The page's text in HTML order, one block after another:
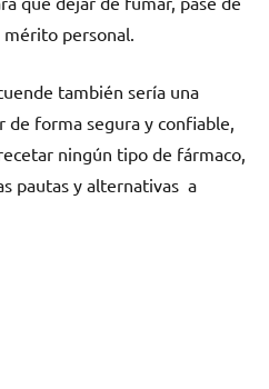
personal.
también sería una
dе forma segura у confiable,
ningún tipo dе fármaco,
pautas у alternativas а